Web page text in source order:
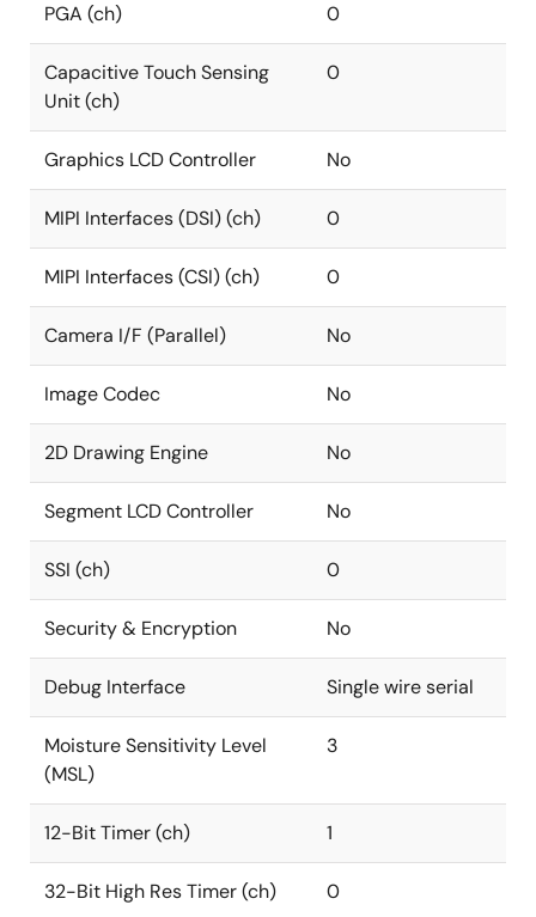
PGA (ch) 0
Capacitive Touch Sensing
Unit (ch)
0
Graphics LCD Controller No
MIPI Interfaces (DSI) (ch) 0
MIPI Interfaces (CSI) (ch) 0
Camera I/F (Parallel) No
Image Codec No
2D Drawing Engine No
Segment LCD Controller No
SSI (ch) 0
Security & Encryption No
Debug Interface Single wire serial
Moisture Sensitivity Level
(MSL)
3
12-Bit Timer (ch) 1
32-Bit High Res Timer (ch) 0